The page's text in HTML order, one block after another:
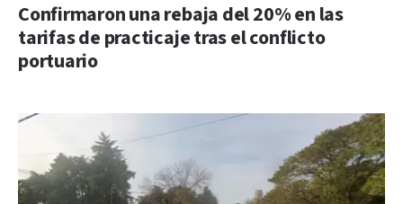
Confirmaron una rebaja del 20% en las
tarifas de practicaje tras el conflicto
portuario